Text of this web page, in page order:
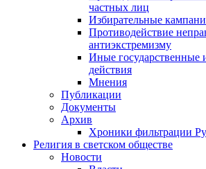
частных лиц
Избирательные
Противодействие
антиэкстремизму
Иные государственные
действия
Мнения
Публикации
Документы
Архив
Хроники фильтрации
Религия в светском обществе
Новости